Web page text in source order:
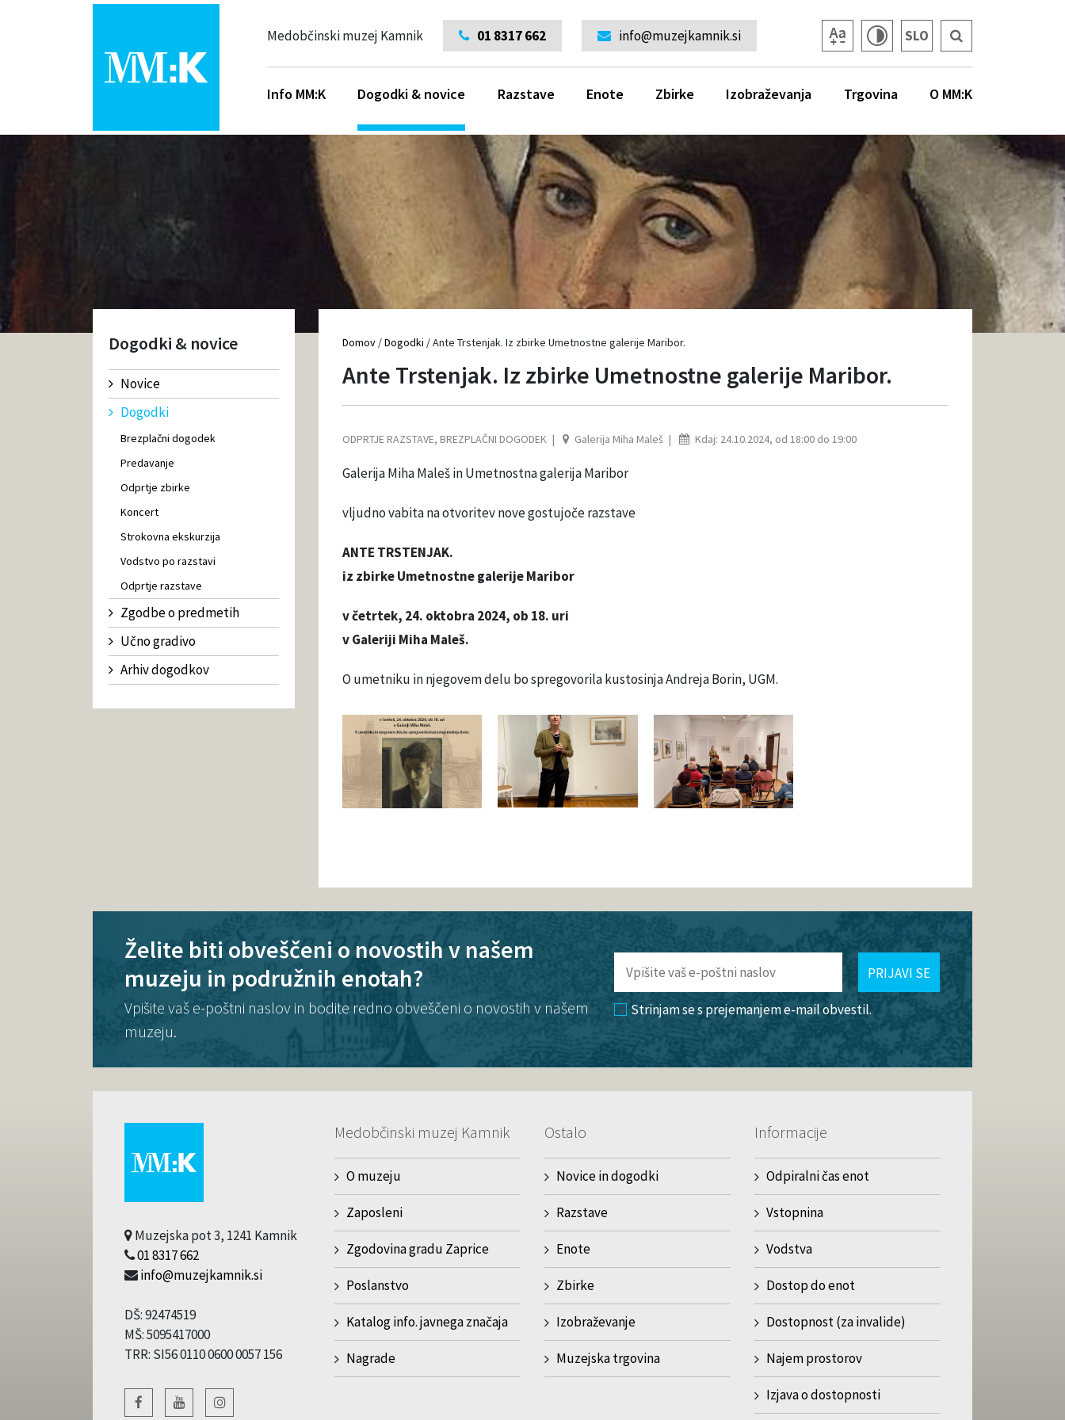
Medobčinski muzej Kamnik 01 8317 662 info@muzejkamnik.si SLO
Info MM:K Dogodki & novice Razstave Enote Zbirke Izobraževanja Trgovina O MM:K
Dogodki & novice
Novice
Dogodki
Brezplačni dogodek
Predavanje
Odprtje zbirke
Koncert
Strokovna ekskurzija
Vodstvo po razstavi
Odprtje razstave
Zgodbe o predmetih
Učno gradivo
Arhiv dogodkov
Domov /Dogodki /Ante Trstenjak. Iz zbirke Umetnostne galerije Maribor.
Ante Trstenjak. Iz zbirke Umetnostne galerije Maribor.
ODPRTJE RAZSTAVE, BREZPLAČNI DOGODEK Galerija Miha Maleš Kdaj: 24.10.2024, od 18:00 do 19:00
Galerija Miha Maleš in Umetnostna galerija Maribor
vljudno vabita na otvoritev nove gostujoče razstave
ANTE TRSTENJAK.
iz zbirke Umetnostne galerije Maribor
v četrtek, 24. oktobra 2024, ob 18. uri
v Galeriji Miha Maleš.
O umetniku in njegovem delu bo spregovorila kustosinja Andreja Borin, UGM.
Želite biti obveščeni o novostih v našem
muzeju in podružnih enotah?
Vpišite vaš e-poštni naslov in bodite redno obveščeni o novostih v našem
muzeju.
PRIJAVI SE
Strinjam se s prejemanjem e-mail obvestil.
Muzejska pot 3, 1241 Kamnik
01 8317 662
info@muzejkamnik.si
DŠ: 92474519
MŠ: 5095417000
TRR: SI56 0110 0600 0057 156
Medobčinski muzej Kamnik
O muzeju
Zaposleni
Zgodovina gradu Zaprice
Poslanstvo
Katalog info. javnega značaja
Nagrade
Ostalo
Novice in dogodki
Razstave
Enote
Zbirke
Izobraževanje
Muzejska trgovina
Informacije
Odpiralni čas enot
Vstopnina
Vodstva
Dostop do enot
Dostopnost (za invalide)
Najem prostorov
Izjava o dostopnosti